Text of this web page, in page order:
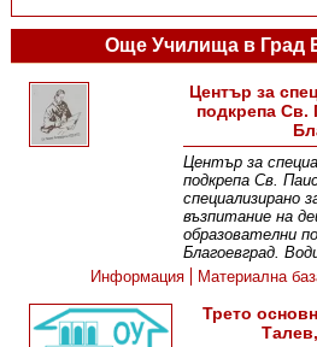
Още Училища в Град
Център за
подкрепа Св.
Център за
подкрепа Св.
специализирано
възпитание на
образователни
Благоевград.
Информация
Материална
Трето